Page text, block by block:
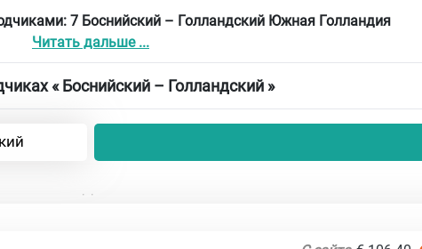
7 Боснийский – Голландский Южная Голландия
Читать дальше ...
« Боснийский – Голландский »